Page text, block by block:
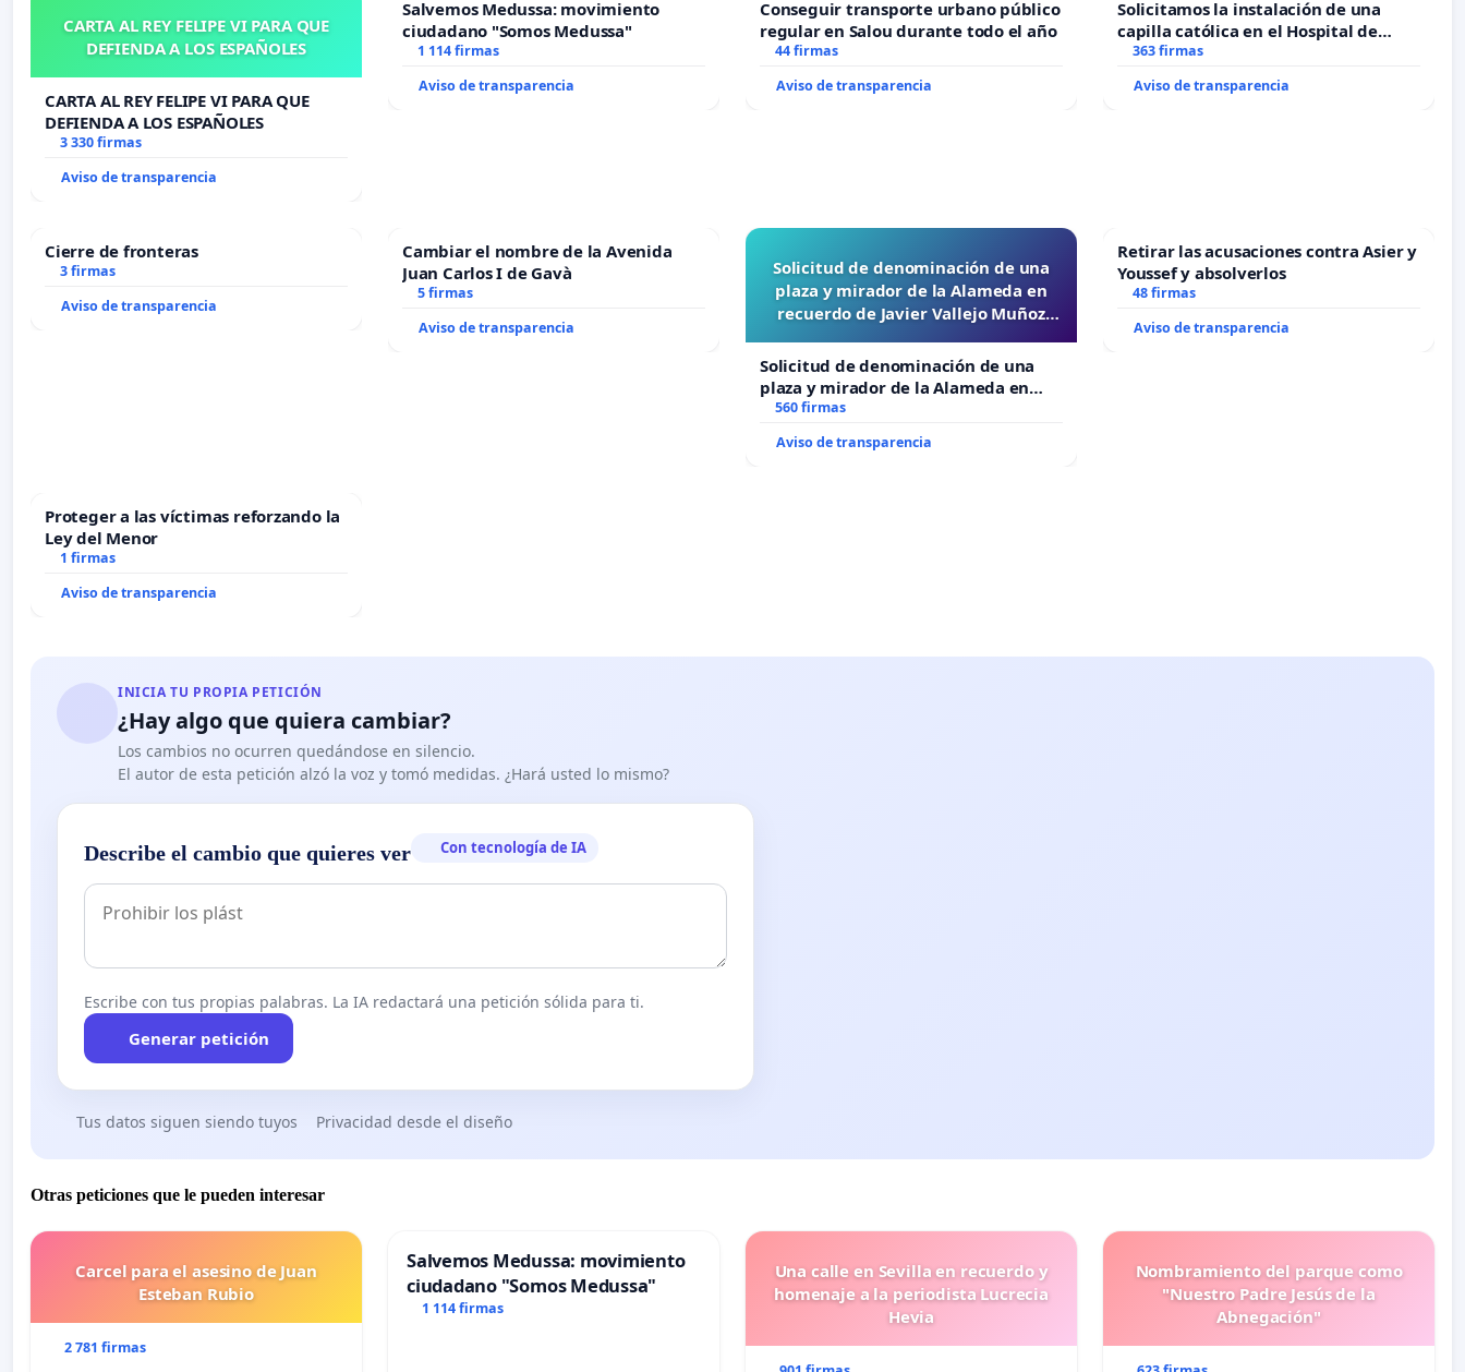
CARTA AL REY FELIPE VI PARA QUE
DEFIENDA A LOS ESPAÑOLES
CARTA AL REY FELIPE VI PARA QUE
DEFIENDA A LOS ESPAÑOLES
3 330 firmas
Aviso de transparencia
Salvemos Medussa: movimiento
ciudadano "Somos Medussa"
1 114 firmas
Aviso de transparencia
Conseguir transporte urbano público
regular en Salou durante todo el año
44 firmas
Aviso de transparencia
Solicitamos la instalación de una
capilla católica en el Hospital de
Alcañiz
363 firmas
Aviso de transparencia
Cierre de fronteras
3 firmas
Aviso de transparencia
Cambiar el nombre de la Avenida
Juan Carlos I de Gavà
5 firmas
Aviso de transparencia
Solicitud de denominación de una
plaza y mirador de la Alameda en
recuerdo de Javier Vallejo Muñoz
Solicitud de denominación de una
plaza y mirador de la Alameda en
recuerdo de Javier Vallejo Muñoz
560 firmas
Aviso de transparencia
Retirar las acusaciones contra Asier y
Youssef y absolverlos
48 firmas
Aviso de transparencia
Proteger a las víctimas reforzando la
Ley del Menor
1 firmas
Aviso de transparencia
INICIA TU PROPIA PETICIÓN
¿Hay algo que quiera cambiar?
Los cambios no ocurren quedándose en silencio.
El autor de esta petición alzó la voz y tomó medidas. ¿Hará usted lo mismo?
Describe el cambio que quieres ver Con tecnología de IA
Escribe con tus propias palabras. La IA redactará una petición sólida para ti.
Generar petición
Tus datos siguen siendo tuyos Privacidad desde el diseño
Otras peticiones que le pueden interesar
Carcel para el asesino de Juan
Esteban Rubio
2 781 firmas
Salvemos Medussa: movimiento
ciudadano "Somos Medussa"
1 114 firmas
Una calle en Sevilla en recuerdo y
homenaje a la periodista Lucrecia
Hevia
Nombramiento del parque como
"Nuestro Padre Jesús de la
Abnegación"